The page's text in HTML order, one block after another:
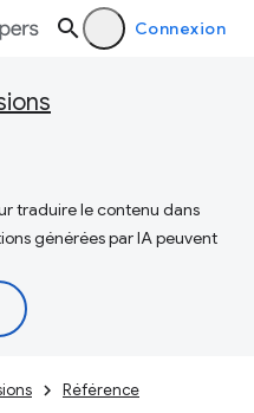
Connexion
traduire le contenu dans
générées par IA peuvent
Référence